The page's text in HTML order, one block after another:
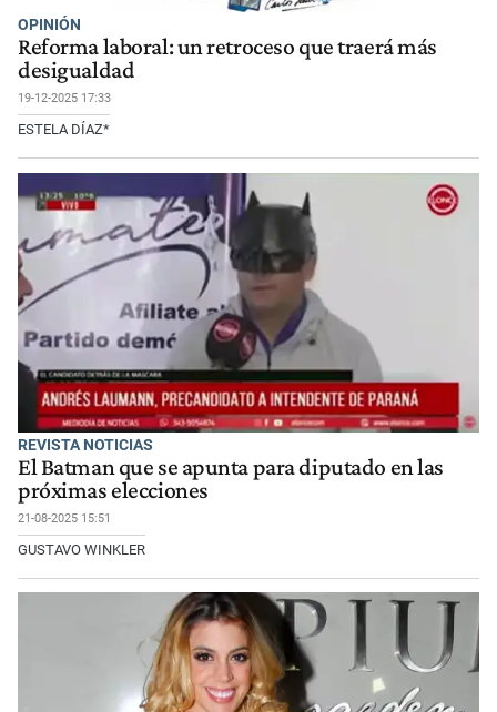
OPINIÓN
Reforma laboral: un retroceso que traerá más
desigualdad
19-12-2025 17:33
ESTELA DÍAZ*
REVISTA NOTICIAS
El Batman que se apunta para diputado en las
próximas elecciones
21-08-2025 15:51
GUSTAVO WINKLER